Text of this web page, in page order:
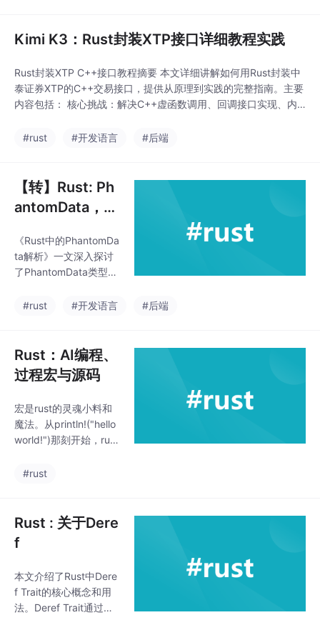
Kimi K3：Rust封装XTP接口详细教程实践
Rust封装XTP C++接口教程摘要 本文详细讲解如何用Rust封装中
泰证券XTP的C++交易接口，提供从原理到实践的完整指南。主要
内容包括： 核心挑战：解决C++虚函数调用、回调接口实现、内
libloading动态加载DLL+手工重建vtable的方案，避免bindgen对
#rust #开发语言 #后端
【转】Rust: Ph
antomData，#
rop Check 真真
假假
《Rust中的PhantomDa
ta解析》一文深入探讨
了PhantomData类型在
与#may_dangle属性及
ta理解不深的开发者阅
读，以厘清相关概念。
该文发表在知乎专栏，
间的真假关系，对理解
Rust所有权系统具有参
考价值。
#rust #开发语言 #后端
Rust：AI编程、
过程宏与源码
宏是rust的灵魂小料和
魔法。从println!("hello
world!")那刻开始，rust
不欢。和显性的声明宏
管它的出现并不是用来
装B的，但如果你喜欢
装，过程宏一定不可以
你不能不懂。对rust人
来讲，不理解宏，定会
少了一份亲切和挚爱。
#rust
Rust : 关于Dere
f
本文介绍了Rust中Dere
f Trait的核心概念和用
法。Deref Trait通过隐